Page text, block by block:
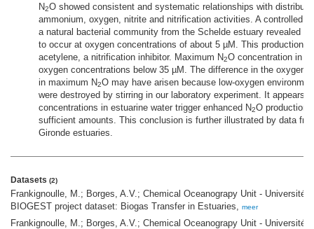
N2O showed consistent and systematic relationships with
ammonium, oxygen, nitrite and nitrification activities. A controlled
a natural bacterial community from the Schelde estuary revealed
to occur at oxygen concentrations of about 5 µM. This production
acetylene, a nitrification inhibitor. Maximum N2O concentration in
oxygen concentrations below 35 µM. The difference in the oxygen
in maximum N2O may have arisen because low-oxygen
were destroyed by stirring in our laboratory experiment. It appears
concentrations in estuarine water trigger enhanced N2O production
sufficient amounts. This conclusion is further illustrated by data
Gironde estuaries.
Datasets (2)
Frankignoulle, M.; Borges, A.V.; Chemical Oceanograpy Unit - Université
BIOGEST project dataset: Biogas Transfer in Estuaries,
meer
Frankignoulle, M.; Borges, A.V.; Chemical Oceanograpy Unit - Université